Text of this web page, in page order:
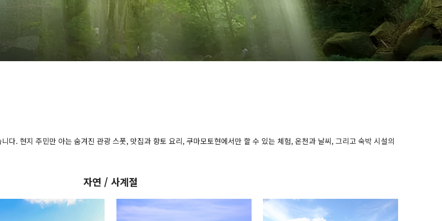
다. 현지 주민만 아는 숨겨진 관광 스폿, 맛집과 향토 요리, 쿠마모토현에서만 할 수 있는 체험, 온천과 날씨, 그리고 숙박 시설의
자연 / 사계절